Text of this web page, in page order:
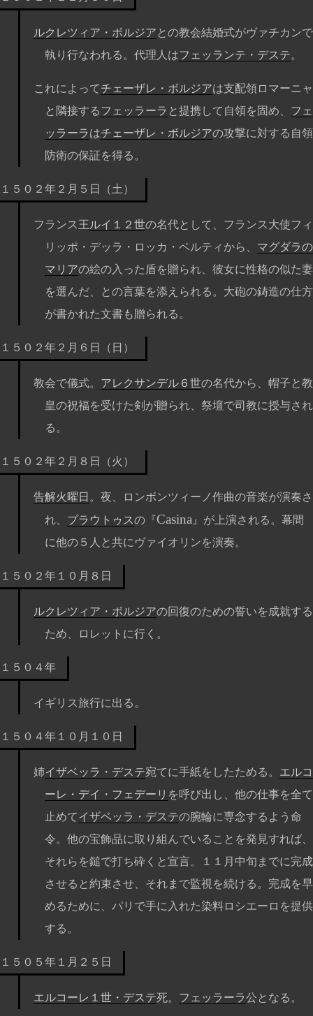
ルクレツィア・ボルジア との教会結婚式がヴァチカンで
執り行なわれる。代理人はフェッランテ・デステ。
これによってチェーザレ・ボルジアは支配領ロマーニャ
と隣接するフェッラーラ と提携して自領を固め、 フェ
ッラーラはチェーザレ・ボルジアの攻撃に対する自領
防衛の保証を得る。
１５０２年２月５日（土）
フランス王ルイ１２世の名代として、フランス大使フィ
リッポ・デッラ・ロッカ・ベルティから、 マグダラの
マリアの絵の入った盾を贈られ、彼女に性格の似た妻
を選んだ、との言葉を添えられる。大砲の鋳造の仕方
が書かれた文書も贈られる。
１５０２年２月６日（日）
教会で儀式。 アレクサンデル６世の名代から、帽子と教
皇の祝福を受けた剣が贈られ、祭壇で司教に授与され
る。
１５０２年２月８日（火）
告解火曜日 。夜、ロンボンツィーノ作曲の音楽が演奏さ
れ、 プラウトゥスの『Casina 』が上演される。幕間
に他の５人と共にヴァイオリンを演奏。
１５０２年１０月８日
ルクレツィア・ボルジアの回復のための誓いを成就する
ため、ロレットに行く。
１５０４年
イギリス旅行に出る。
１５０４年１０月１０日
姉イザベッラ・デステ宛てに手紙をしたためる。 エルコ
ーレ・デイ・フェデーリ を呼び出し、他の仕事を全て
止めてイザベッラ・デステの腕輪に専念するよう命
令。他の宝飾品に取り組んでいることを発見すれば、
それらを鎚で打ち砕くと宣言。１１月中旬までに完成
させると約束させ、それまで監視を続ける。完成を早
めるために、パリで手に入れた染料ロシエーロを提供
する。
１５０５年１月２５日
エルコーレ１世・デステ死。 フェッラーラ公となる。